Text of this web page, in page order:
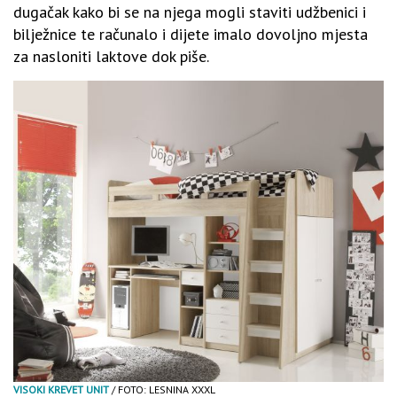
dugačak kako bi se na njega mogli staviti udžbenici i
bilježnice te računalo i dijete imalo dovoljno mjesta
za nasloniti laktove dok piše.
VISOKI KREVET UNIT / FOTO: LESNINA XXXL